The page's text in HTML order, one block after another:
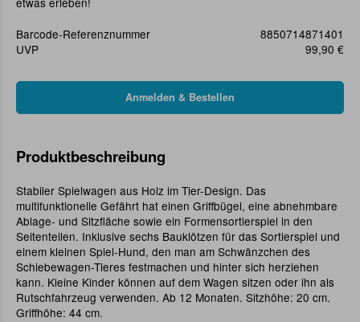
Barcode-Referenznummer
8850714871401
UVP
99,90 €
Produktbeschreibung
Stabiler Spielwagen aus Holz im Tier-Design. Das
multifunktionelle Gefährt hat einen Griffbügel, eine abnehmbare
Ablage- und Sitzfläche sowie ein Formensortierspiel in den
Seitenteilen. Inklusive sechs Bauklötzen für das Sortierspiel und
einem kleinen Spiel-Hund, den man am Schwänzchen des
Schiebewagen-Tieres festmachen und hinter sich herziehen
kann. Kleine Kinder können auf dem Wagen sitzen oder ihn als
Rutschfahrzeug verwenden. Ab 12 Monaten. Sitzhöhe: 20 cm.
Griffhöhe: 44 cm.